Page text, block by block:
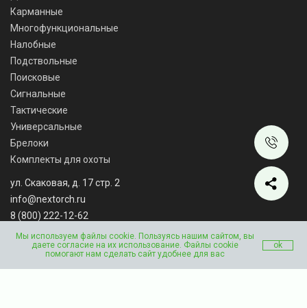
Карманные
Многофункциональные
Налобные
Подствольные
Поисковые
Сигнальные
Тактические
Универсальные
Брелоки
Комплекты для охоты
ул. Скаковая, д. 17 стр. 2
info@nextorch.ru
8 (800) 222-12-62
Мы работаем: ПН-ВС: 10:00 - 18:00
Мы используем файлы cookie. Пользуясь нашим сайтом, вы
даете согласие на их использование. Файлы cookie
помогают нам сделать сайт удобнее для вас
ok